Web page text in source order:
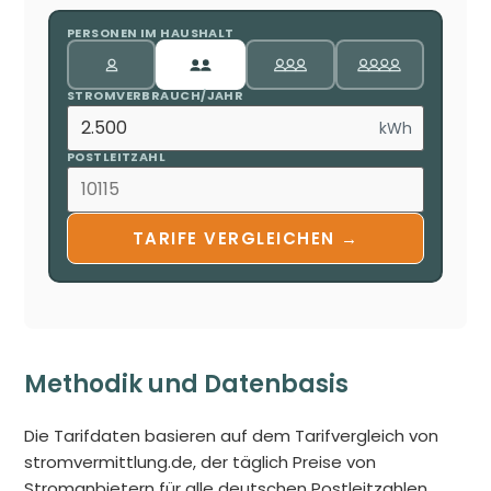
PERSONEN IM HAUSHALT
STROMVERBRAUCH/JAHR
kWh
POSTLEITZAHL
TARIFE VERGLEICHEN →
Methodik und Datenbasis
Die Tarifdaten basieren auf dem Tarifvergleich von
stromvermittlung.de, der täglich Preise von